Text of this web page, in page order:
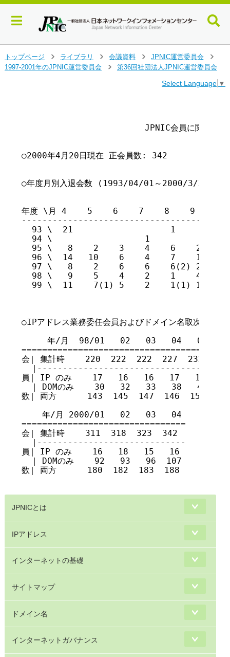
イ
トップページ
>
ライブラリ
>
会議資料
>
JPNIC運営委員会
>
1997-2001年のJPNIC運営委員会
第36回社団法人JPNIC運営委員会
Select Language ▼
○2000年4月20日現在 正会員数: 342
○年度月別入退会数 (1993/04/01～2000/3/31)
年度 \月 4    5    6    7    8    9   10
  93 \  21		     1	            2			      24         24
  94 \                  1		    4    3    2    2    2(1)  14(1)      37
95 \   8    2    3    4    6    2
96 \  14   10    6    4    7    1
  97 \   8    2	   6	6    6(2) 2(3)13    5	 4    3(4) 2(2) 2(3)  59(14)    219
  98 \   9    5	   4	2    1	  4    9    4	3(1)  1    3    3(6)  48(7)     260
  99 \  11    7(1) 5	2    1(1) 1(2)12    8	6(1)  7	   7	5(7)  72(12)	320
○IPアドレス業務委任会員およびドメイン名取次業務
年/月  98/01   02   03   04   05
会| 集計時    220  222  222  227  232
員| IP のみ    17   16   16   17   15
| DOMのみ    30   32   33   38   45
数| 両方      143  145  147  146  150
    年/月 2000/01   02   03   04
================================
会| 集計時    311  318  323  342
  |-----------------------------
員| IP のみ    16   18   15   16
  | DOMのみ    92   93   96  107
数| 両方      180  182  183  188
JPNICとは
IPアドレス
インターネットの基礎
サイトマップ
ドメイン名
インターネットガバナンス